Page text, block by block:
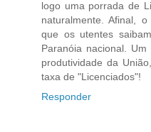
logo uma porrada de
naturalmente. Afinal,
que os utentes
Paranóia nacional.
produtividade da
taxa de "Licenciados"!
Responder